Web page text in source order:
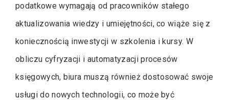
podatkowe wymagają od pracowników stałego
aktualizowania wiedzy i umiejętności, co wiąże się z
koniecznością inwestycji w szkolenia i kursy. W
obliczu cyfryzacji i automatyzacji procesów
księgowych, biura muszą również dostosować swoje
usługi do nowych technologii, co może być